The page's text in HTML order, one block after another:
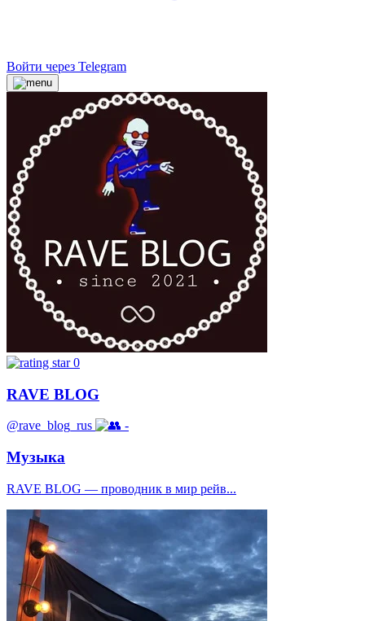
Войти через Telegram
0
RAVE BLOG
@rave_blog_rus -
Музыка
RAVE BLOG — проводник в мир рейв...